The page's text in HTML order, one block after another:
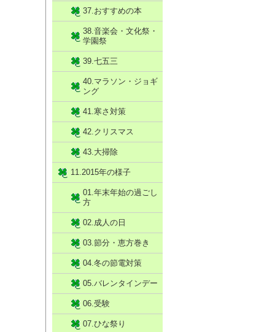
37.おすすめの本
38.音楽会・文化祭・
学園祭
39.七五三
40.マラソン・ジョギ
ング
41.寒さ対策
42.クリスマス
43.大掃除
11.2015年の様子
01.年末年始の過ごし
方
02.成人の日
03.節分・恵方巻き
04.冬の節電対策
05.バレンタインデー
06.受験
07.ひな祭り